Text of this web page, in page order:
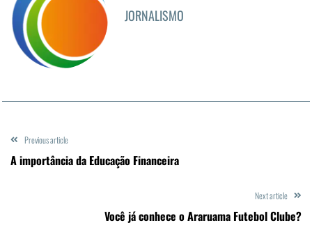
JORNALISMO
Previous article
A importância da Educação Financeira
Next article
Você já conhece o Araruama Futebol Clube?